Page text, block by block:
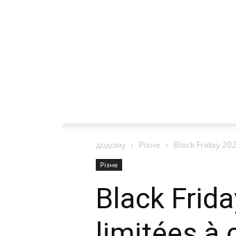
додому Різне Black Friday
Різне
Black